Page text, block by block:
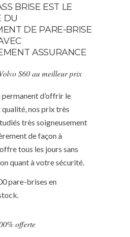
BRISE EST LE
DU
DE PARE-BRISE
ASSURANCE
S60 au meilleur prix
permanent d’offrir le
nos prix très
très soigneusement
de façon à
tous les jours sans
quant à votre sécurité.
pare-brises en
offerte